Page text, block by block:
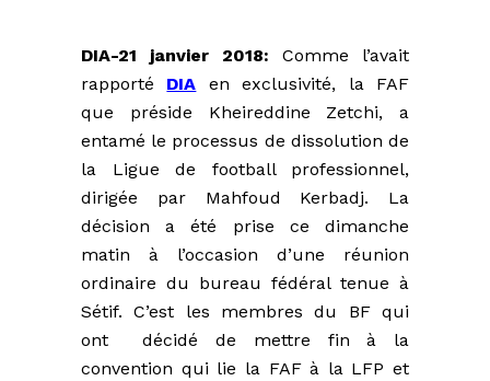
DIA-21 janvier 2018: Comme l’avait
rapporté DIA en exclusivité, la FAF
que préside Kheireddine Zetchi, a
entamé le processus de dissolution de
la Ligue de football professionnel,
dirigée par Mahfoud Kerbadj. La
décision a été prise ce dimanche
matin à l’occasion d’une réunion
ordinaire du bureau fédéral tenue à
Sétif. C’est les membres du BF qui
ont décidé de mettre fin à la
convention qui lie la FAF à la LFP et